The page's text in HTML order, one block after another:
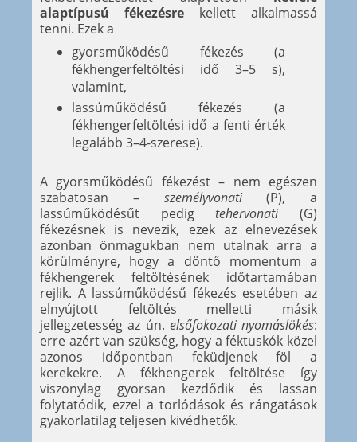
alaptípusú fékezésre kellett alkalmassá
tenni. Ezek a
gyorsműködésű fékezés (a
fékhengerfeltöltési idő 3–5 s),
valamint,
lassúműködésű fékezés (a
fékhengerfeltöltési idő a fenti érték
legalább 3–4-szerese).
A gyorsműködésű fékezést – nem egészen
szabatosan – személyvonati(P), a
lassúműködésűt pedigtehervonati(G)
fékezésnek is nevezik, ezek az elnevezések
azonban önmagukban nem utalnak arra a
körülményre, hogy a döntő momentum a
fékhengerek feltöltésének időtartamában
rejlik. A lassúműködésű fékezés esetében az
elnyújtott feltöltés melletti másik
jellegzetesség az ún. elsőfokozati nyomáslökés:
erre azért van szükség, hogy a féktuskók közel
azonos időpontban feküdjenek föl a
kerekekre. A fékhengerek feltöltése így
viszonylag gyorsan kezdődik és lassan
folytatódik, ezzel a torlódások és rángatások
gyakorlatilag teljesen kivédhetők.